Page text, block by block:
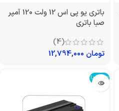
باتری یو پی اس 12 ولت 120 آمپر
صبا باتری
(4)
تومان
تمام شد!